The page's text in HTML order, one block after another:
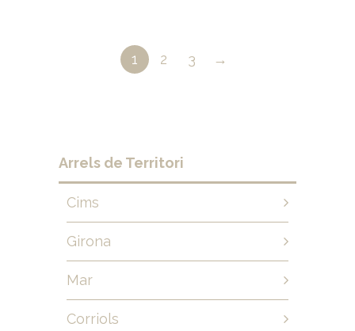
1 2 3 →
Arrels de Territori
Cims
Girona
Mar
Corriols